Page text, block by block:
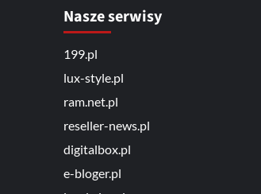
Nasze serwisy
199.pl
lux-style.pl
ram.net.pl
reseller-news.pl
digitalbox.pl
e-bloger.pl